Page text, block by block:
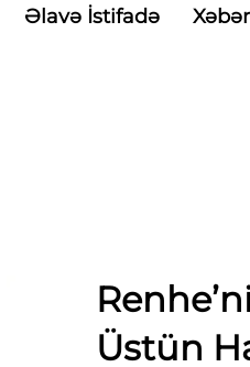
Əlavə İstifadə
Üstün